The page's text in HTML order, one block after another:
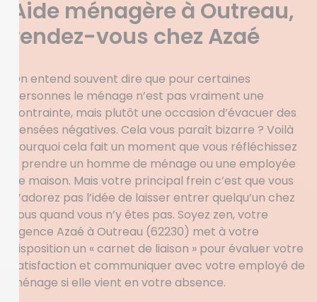
Aide ménagère à Outreau,
rendez-vous chez Azaé
On entend souvent dire que pour certaines
personnes le ménage n’est pas vraiment une
contrainte, mais plutôt une occasion d’évacuer des
pensées négatives. Cela vous paraît bizarre ? Voilà
pourquoi cela fait un moment que vous réfléchissez
à prendre un homme de ménage ou une employée
de maison. Mais votre principal frein c’est que vous
n’adorez pas l’idée de laisser entrer quelqu’un chez
vous quand vous n’y êtes pas. Soyez zen, votre
agence Azaé à Outreau (62230) met à votre
disposition un « carnet de liaison » pour évaluer votre
satisfaction et communiquer avec votre employé de
ménage si elle vient en votre absence.